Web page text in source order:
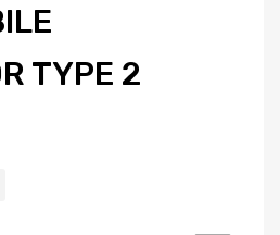
TYPE 2